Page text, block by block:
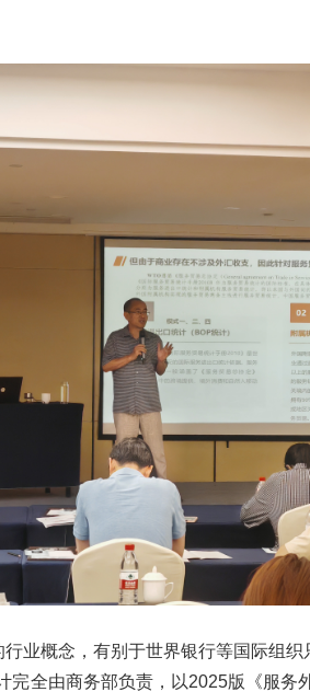
行业概念，有别于世界银行等国际组
完全由商务部负责，以2025版《服